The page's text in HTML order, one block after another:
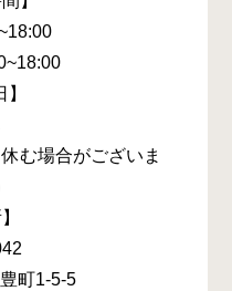
】
む場合がございま
町1-5-5